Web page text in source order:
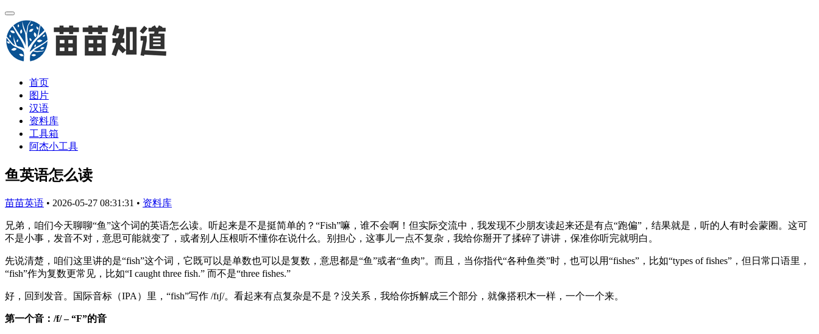
首页
图片
汉语
资料库
工具箱
阿杰小工具
鱼英语怎么读
苗苗英语 • 2026-05-27 08:31:31 • 资料库
兄弟，咱们今天聊聊“鱼”这个词的英语怎么读。听起来是不是挺简单的？“Fish”嘛，谁不会啊！但实际交流中，我发现不少朋友读起来还是有点“跑偏”，结果就是，听的人有时会蒙圈。这可
不是小事，发音不对，意思可能就变了，或者别人压根听不懂你在说什么。别担心，这事儿一点不复杂，我给你掰开了揉碎了讲讲，保准你听完就明白。
先说清楚，咱们这里讲的是“fish”这个词，它既可以是单数也可以是复数，意思都是“鱼”或者“鱼肉”。而且，当你指代“各种鱼类”时，也可以用“fishes”，比如“types of fishes”，但日常口语里，
“fish”作为复数更常见，比如“I caught three fish.” 而不是“three fishes.”
好，回到发音。国际音标（IPA）里，“fish”写作 /fɪʃ/。看起来有点复杂是不是？没关系，我给你拆解成三个部分，就像搭积木一样，一个一个来。
第一个音：/f/ – “F”的音